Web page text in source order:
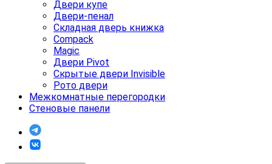
Двери купе
Двери-пенал
Складная дверь книжка
Compack
Magic
Двери Pivot
Скрытые двери Invisible
Рото двери
Межкомнатные перегородки
Стеновые панели